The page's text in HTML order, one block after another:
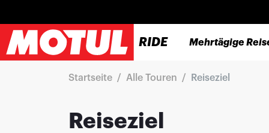
RIDE Mehrtägige
Startseite Alle Touren Reiseziel
Reiseziel